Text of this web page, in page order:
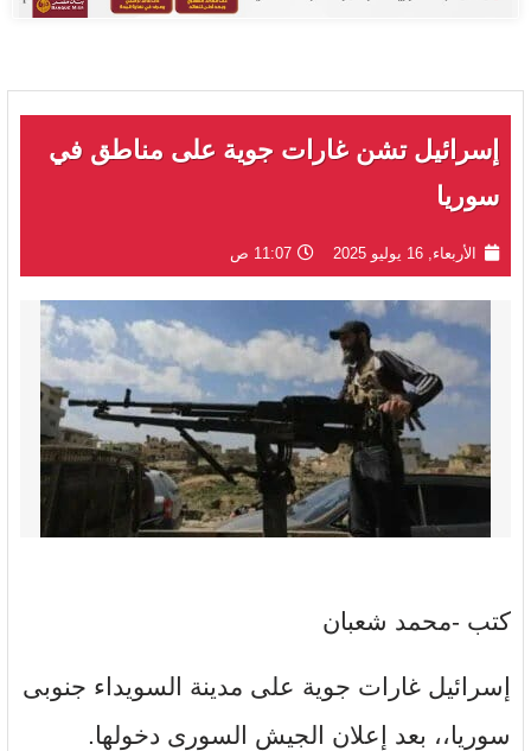
إسرائيل تشن غارات جوية على مناطق في
سوريا
الأربعاء, 16 يوليو 2025 11:07 ص
كتب -محمد شعبان
إسرائيل غارات جوية على مدينة السويداء جنوبى
سوريا،، بعد إعلان الجيش السورى دخولها.